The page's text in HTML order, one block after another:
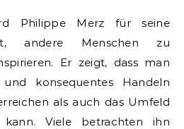
Philippe Merz für seine
andere Menschen zu
Er zeigt, dass man
konsequentes Handeln
als auch das Umfeld
kann. Viele betrachten ihn